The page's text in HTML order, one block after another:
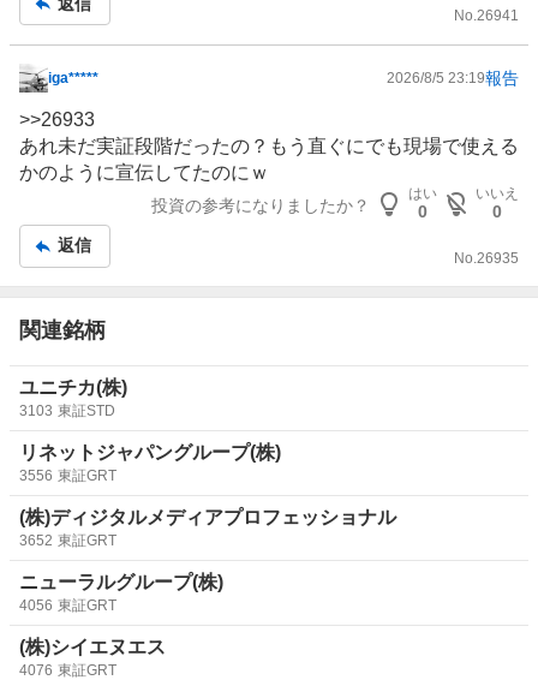
No.26941
掲
示
板
記
iga***** 2026/8/5 23:19報告
>>26933
あれ未だ実証段階だったの？もう直ぐにでも現場で使える
かのように宣伝してたのにｗ
投資の参考になりましたか？
はい
0
いいえ
0
返信
No.26935
関連銘柄
ユニチカ(株)
3103 東証STD
リネットジャパングループ(株)
3556 東証GRT
(株)ディジタルメディアプロフェッショナル
3652 東証GRT
ニューラルグループ(株)
4056 東証GRT
(株)シイエヌエス
4076 東証GRT